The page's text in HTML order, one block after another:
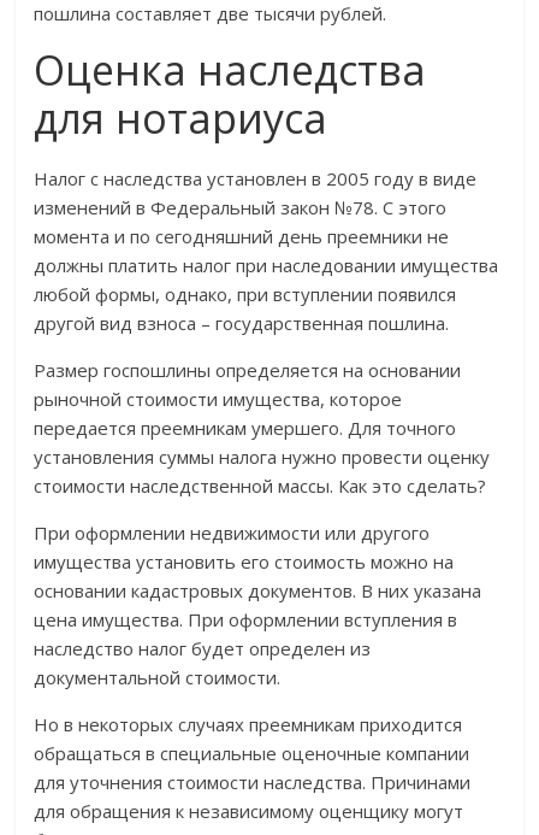
пошлина составляет две тысячи рублей.
Оценка наследства
для нотариуса
Налог с наследства установлен в 2005 году в виде
изменений в Федеральный закон №78. С этого
момента и по сегодняшний день преемники не
должны платить налог при наследовании имущества
любой формы, однако, при вступлении появился
другой вид взноса – государственная пошлина.
Размер госпошлины определяется на основании
рыночной стоимости имущества, которое
передается преемникам умершего. Для точного
установления суммы налога нужно провести оценку
стоимости наследственной массы. Как это сделать?
При оформлении недвижимости или другого
имущества установить его стоимость можно на
основании кадастровых документов. В них указана
цена имущества. При оформлении вступления в
наследство налог будет определен из
документальной стоимости.
Но в некоторых случаях преемникам приходится
обращаться в специальные оценочные компании
для уточнения стоимости наследства. Причинами
для обращения к независимому оценщику могут